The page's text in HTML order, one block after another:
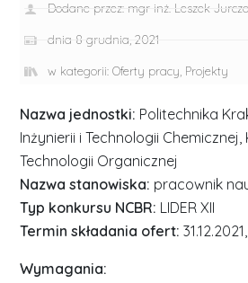
Dodane przez: mgr inż. Leszek
dnia 8 grudnia, 2021
w kategorii: Oferty pracy, Projekty
Nazwa jednostki: Politechnika
Inżynierii i Technologii
Technologii Organicznej
Nazwa stanowiska: pracownik
Typ konkursu NCBR: LIDER XII
Termin składania ofert:
Wymagania: